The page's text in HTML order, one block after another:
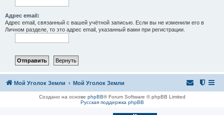
Адрес email:
Адрес email, связанный с вашей учётной записью. Если вы не изменили его в
Личном разделе, то это адрес email, указанный вами при регистрации.
Мой Уголок Земли Мой Уголок Земли
Создано на основе phpBB® Forum Software © phpBB Limited
Русская поддержка phpBB